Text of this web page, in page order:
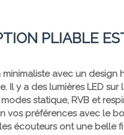
PLIABLE
avec un design
Il y a des lumières LED sur
statique, RVB et
vos préférences avec le
écouteurs ont une belle